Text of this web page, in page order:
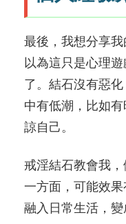
最後，我想分享
以為這只是心理
了。結石沒有惡
中有低潮，比如
諒自己。
戒淫結石教會我
一方面，可能效
融入日常生活，變